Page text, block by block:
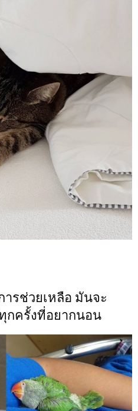
ารช่วยเหลือ มันจะ
กครั้งที่อยากนอน